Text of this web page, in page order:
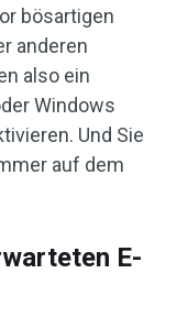
bösartigen
anderen
also ein
Windows
Und Sie
auf dem
E-